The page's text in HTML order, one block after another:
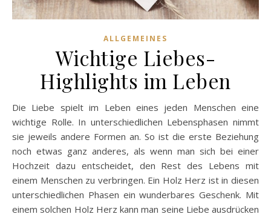
ALLGEMEINES
Wichtige Liebes-
Highlights im Leben
Die Liebe spielt im Leben eines jeden Menschen eine
wichtige Rolle. In unterschiedlichen Lebensphasen nimmt
sie jeweils andere Formen an. So ist die erste Beziehung
noch etwas ganz anderes, als wenn man sich bei einer
Hochzeit dazu entscheidet, den Rest des Lebens mit
einem Menschen zu verbringen. Ein Holz Herz ist in diesen
unterschiedlichen Phasen ein wunderbares Geschenk. Mit
einem solchen Holz Herz kann man seine Liebe ausdrücken